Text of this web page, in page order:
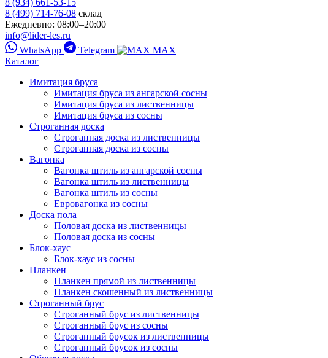
8 (934) 661-53-15
8 (499) 714-76-08 склад
Ежедневно: 08:00–20:00
info@lider-les.ru
WhatsApp
Telegram
MAX
Каталог
Имитация бруса
Имитация бруса из ангарской сосны
Имитация бруса из лиственницы
Имитация бруса из сосны
Строганная доска
Строганная доска из лиственницы
Строганная доска из сосны
Вагонка
Вагонка штиль из ангарской сосны
Вагонка штиль из лиственницы
Вагонка штиль из сосны
Евровагонка из сосны
Доска пола
Половая доска из лиственницы
Половая доска из сосны
Блок-хаус
Блок-хаус из сосны
Планкен
Планкен прямой из лиственницы
Планкен скошенный из лиственницы
Строганный брус
Строганный брус из лиственницы
Строганный брус из сосны
Строганный брусок из лиственницы
Строганный брусок из сосны